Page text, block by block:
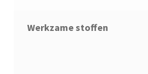
Werkzame stoffen